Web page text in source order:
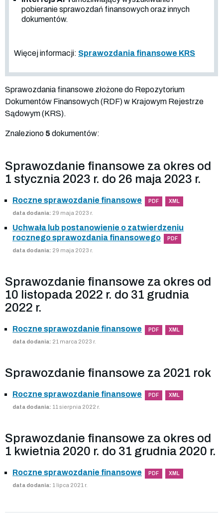
pobieranie sprawozdań finansowych oraz innych
dokumentów.
Więcej informacji: Sprawozdania finansowe KRS
Sprawozdania finansowe złożone do Repozytorium
Dokumentów Finansowych (RDF) w Krajowym Rejestrze
Sądowym (KRS).
Znaleziono 5 dokumentów:
Sprawozdanie finansowe za okres od
1 stycznia 2023 r. do 26 maja 2023 r.
Roczne sprawozdanie finansowe PDF XML
data dodania: 29 maja 2023 r.
Uchwała lub postanowienie o zatwierdzeniu
rocznego sprawozdania finansowego
PDF
data dodania: 29 maja 2023 r.
Sprawozdanie finansowe za okres od
10 listopada 2022 r. do 31 grudnia
2022 r.
Roczne sprawozdanie finansowe PDF XML
data dodania: 21 marca 2023 r.
Sprawozdanie finansowe za 2021 rok
Roczne sprawozdanie finansowe PDF XML
data dodania: 11 sierpnia 2022 r.
Sprawozdanie finansowe za okres od
1 kwietnia 2020 r. do 31 grudnia 2020 r.
Roczne sprawozdanie finansowe PDF XML
data dodania: 1 lipca 2021 r.